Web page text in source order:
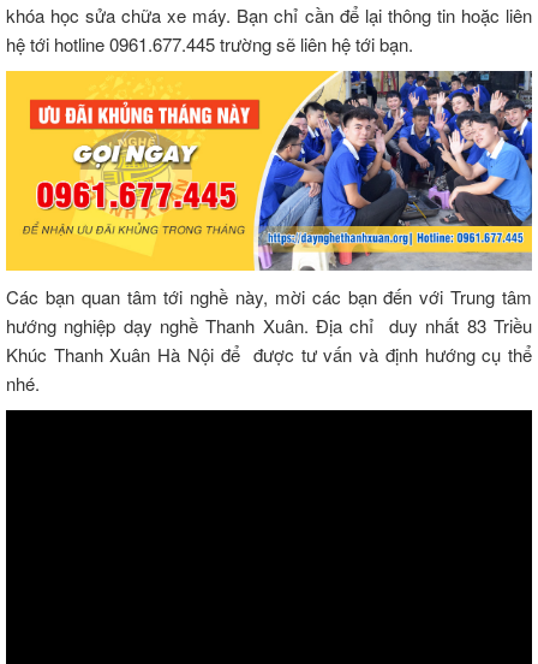
khóa học sửa chữa xe máy. Bạn chỉ cần để lại thông tin hoặc liên
hệ tới hotline0961.677.445 trường sẽ liên hệ tới bạn.
Các bạn quan tâm tới nghề này, mời các bạn đến với Trung tâm
hướng nghiệp dạy nghề Thanh Xuân. Địa chỉ duy nhất 83 Triều
Khúc Thanh Xuân Hà Nội để được tư vấn và định hướng cụ thể
nhé.